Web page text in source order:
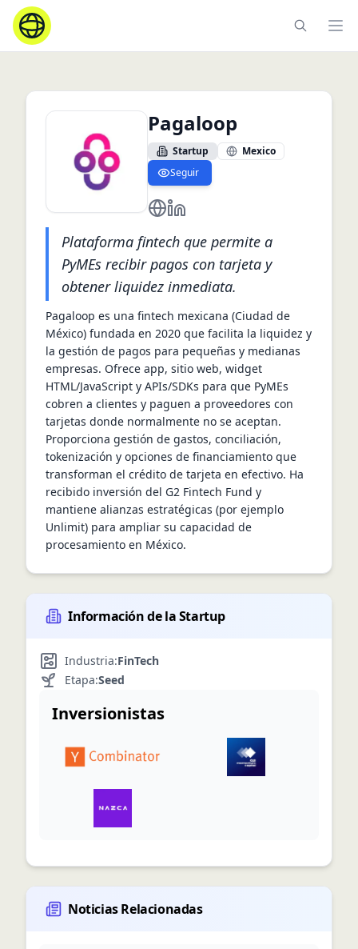
Pagaloop
Startup
Mexico
Seguir
https://www.pagaloop.com
https://www.linkedin.com/
Plataforma fintech que permite a
PyMEs recibir pagos con tarjeta y
obtener liquidez inmediata.
Pagaloop es una fintech mexicana (Ciudad de
México) fundada en 2020 que facilita la liquidez y
la gestión de pagos para pequeñas y medianas
empresas. Ofrece app, sitio web, widget
HTML/JavaScript y APIs/SDKs para que PyMEs
cobren a clientes y paguen a proveedores con
tarjetas donde normalmente no se aceptan.
Proporciona gestión de gastos, conciliación,
tokenización y opciones de financiamiento que
transforman el crédito de tarjeta en efectivo. Ha
recibido inversión del G2 Fintech Fund y
mantiene alianzas estratégicas (por ejemplo
Unlimit) para ampliar su capacidad de
procesamiento en México.
Información de la Startup
Industria:FinTech
Etapa:Seed
Inversionistas
Noticias Relacionadas